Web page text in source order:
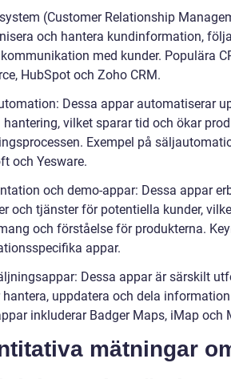
(Customer Relationship
och hantera kundinformation,
med kunder. Populära
HubSpot och Zoho CRM.
Dessa appar automatiserar
hantering, vilket sparar tid och ökar
Exempel på
och Yesware.
och demo-appar: Dessa appar
och tjänster för potentiella kunder,
och förståelse för produkterna.
appar.
Dessa appar är särskilt
hantera, uppdatera och dela
inkluderar Badger Maps, iMap och
mätningar